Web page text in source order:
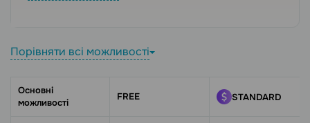
Порівняти всі можливості
Основні
можливості
FREE STANDARD